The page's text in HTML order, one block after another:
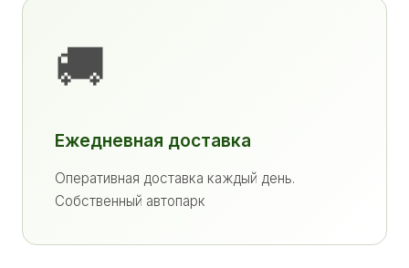
🚚
Ежедневная доставка
Оперативная доставка каждый день.
Собственный автопарк